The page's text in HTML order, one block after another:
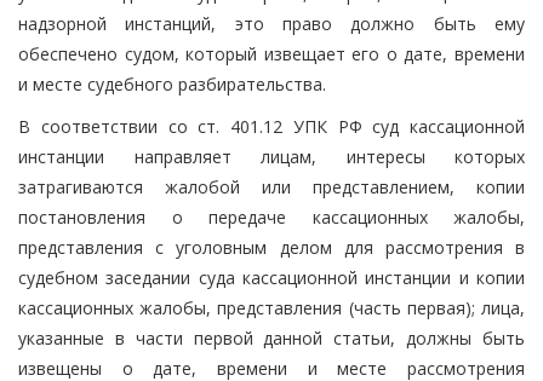
надзорной инстанций, это право должно быть ему
обеспечено судом, который извещает его о дате, времени
и месте судебного разбирательства.
В соответствии со ст. 401.12 УПК РФ суд кассационной
инстанции направляет лицам, интересы которых
затрагиваются жалобой или представлением, копии
постановления о передаче кассационных жалобы,
представления с уголовным делом для рассмотрения в
судебном заседании суда кассационной инстанции и копии
кассационных жалобы, представления (часть первая); лица,
указанные в части первой данной статьи, должны быть
извещены о дате, времени и месте рассмотрения